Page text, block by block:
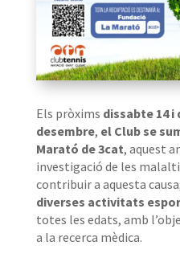
Els pròxims dissabte 14 i
desembre, el Club se
Marató de 3cat, aquest
investigació de les
contribuir a aquesta
diverses activitats
totes les edats, amb
a la recerca mèdica.